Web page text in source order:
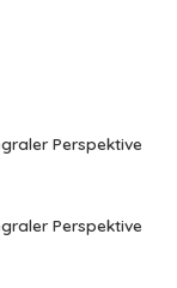
Perspektive
Perspektive